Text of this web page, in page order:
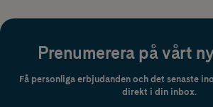
Prenumerera på vårt
Få personliga erbjudanden och det senaste
direkt i din inbox.